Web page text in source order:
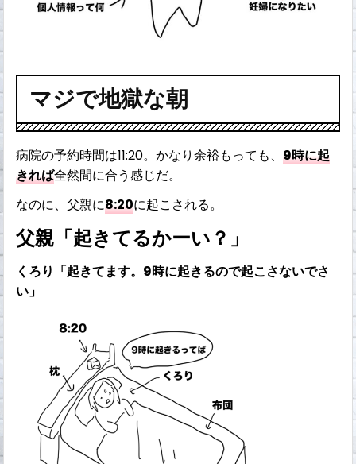
マジで地獄な朝
病院の予約時間は11:20。かなり余裕もっても、9時に起
きれば全然間に合う感じだ。
なのに、父親に8:20に起こされる。
父親「起きてるかーい？」
くろり「起きてます。9時に起きるので起こさないでさ
い」